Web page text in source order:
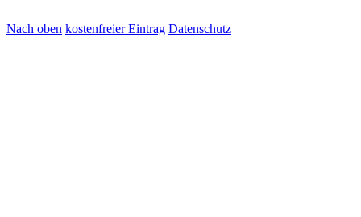
Nach oben kostenfreier Eintrag Datenschutz